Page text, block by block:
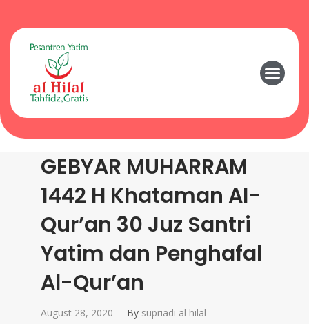
GEBYAR MUHARRAM
1442 H Khataman Al-
Qur’an 30 Juz Santri
Yatim dan Penghafal
Al-Qur’an
August 28, 2020 By supriadi al hilal